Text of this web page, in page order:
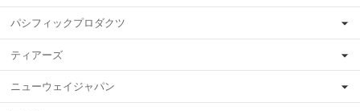
パシフィックプロダクツ
ティアーズ
ニューウェイジャパン